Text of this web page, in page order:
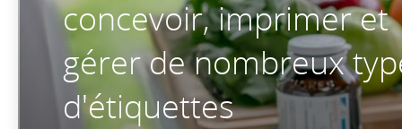
concevoir, imprimer et
gérer de nombreux
d'étiquettes